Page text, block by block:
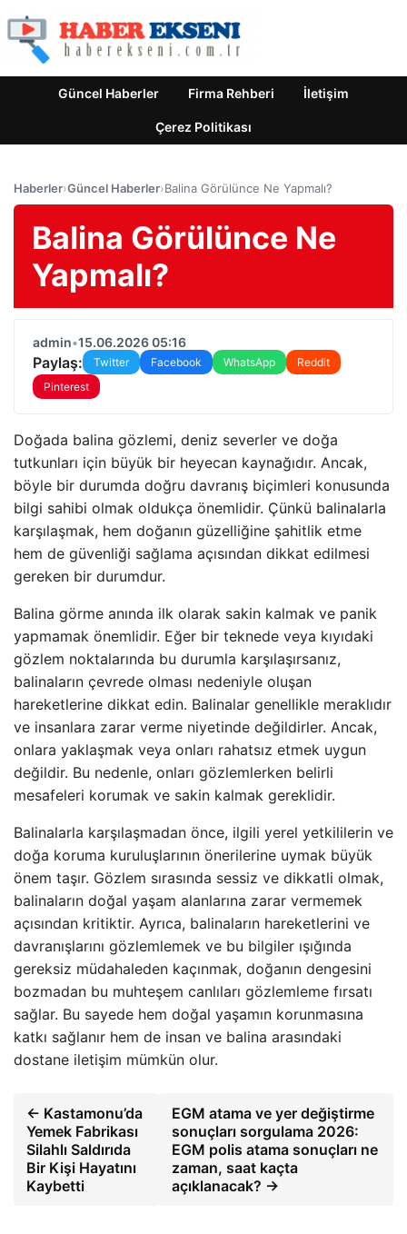
Güncel Haberler Firma Rehberi İletişim
Çerez Politikası
Haberler›Güncel Haberler›Balina Görülünce Ne Yapmalı?
Balina Görülünce Ne
Yapmalı?
admin•15.06.2026 05:16
Paylaş: Twitter Facebook WhatsApp
Reddit
Pinterest
Doğada balina gözlemi, deniz severler ve doğa
tutkunları için büyük bir heyecan kaynağıdır. Ancak,
böyle bir durumda doğru davranış biçimleri konusunda
bilgi sahibi olmak oldukça önemlidir. Çünkü balinalarla
karşılaşmak, hem doğanın güzelliğine şahitlik etme
hem de güvenliği sağlama açısından dikkat edilmesi
gereken bir durumdur.
Balina görme anında ilk olarak sakin kalmak ve panik
yapmamak önemlidir. Eğer bir teknede veya kıyıdaki
gözlem noktalarında bu durumla karşılaşırsanız,
balinaların çevrede olması nedeniyle oluşan
hareketlerine dikkat edin. Balinalar genellikle meraklıdır
ve insanlara zarar verme niyetinde değildirler. Ancak,
onlara yaklaşmak veya onları rahatsız etmek uygun
değildir. Bu nedenle, onları gözlemlerken belirli
mesafeleri korumak ve sakin kalmak gereklidir.
Balinalarla karşılaşmadan önce, ilgili yerel yetkililerin ve
doğa koruma kuruluşlarının önerilerine uymak büyük
önem taşır. Gözlem sırasında sessiz ve dikkatli olmak,
balinaların doğal yaşam alanlarına zarar vermemek
açısından kritiktir. Ayrıca, balinaların hareketlerini ve
davranışlarını gözlemlemek ve bu bilgiler ışığında
gereksiz müdahaleden kaçınmak, doğanın dengesini
bozmadan bu muhteşem canlıları gözlemleme fırsatı
sağlar. Bu sayede hem doğal yaşamın korunmasına
katkı sağlanır hem de insan ve balina arasındaki
dostane iletişim mümkün olur.
← Kastamonu’da
Yemek Fabrikası
Silahlı Saldırıda
Bir Kişi Hayatını
Kaybetti
EGM atama ve yer değiştirme
sonuçları sorgulama 2026:
EGM polis atama sonuçları ne
zaman, saat kaçta
açıklanacak? →